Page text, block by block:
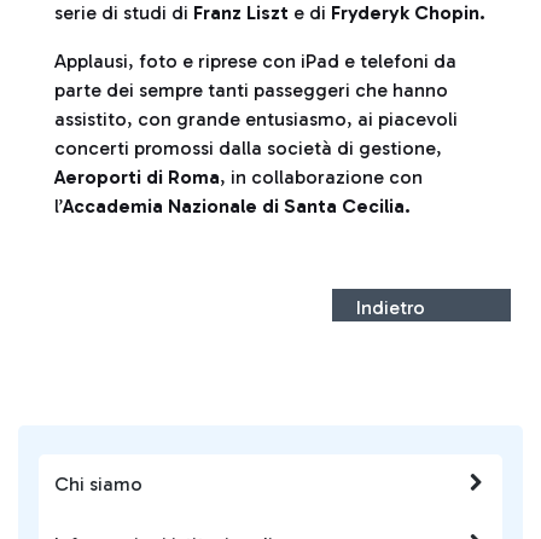
Chi siamo
serie di studi di Franz Liszt e di Fryderyk Chopin.
Applausi, foto e riprese con iPad e telefoni da
parte dei sempre tanti passeggeri che hanno
assistito, con grande entusiasmo, ai piacevoli
concerti promossi dalla società di gestione,
Aeroporti di Roma, in collaborazione con
l’Accademia Nazionale di Santa Cecilia.
Indietro